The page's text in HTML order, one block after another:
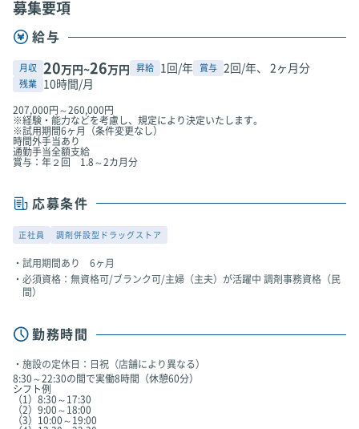
募集要項
給与
月収 20万円~26万円 昇給 1回/年 賞与 2回/年、 2ヶ月分
残業 10時間/月
207,000円～260,000円
※経験・能力などを考慮し、規定により決定いたします。
※試用期間6ヶ月（条件変更なし）
時間外手当あり
通勤手当全額支給
賞与：年２回 1.8～2カ月分
応募条件
正社員 調剤併設型ドラッグストア
試用期間あり 6ヶ月
必須資格：無資格可/ブランク可/主婦（主夫）が活躍中 調剤事務資格（民
間）
勤務時間
施設の定休日：日祝（店舗により異なる）
8:30～22:30の間で実働8時間（休憩60分）
シフト例
（1）8:30～17:30
（2）9:00～18:00
（3）10:00～19:00